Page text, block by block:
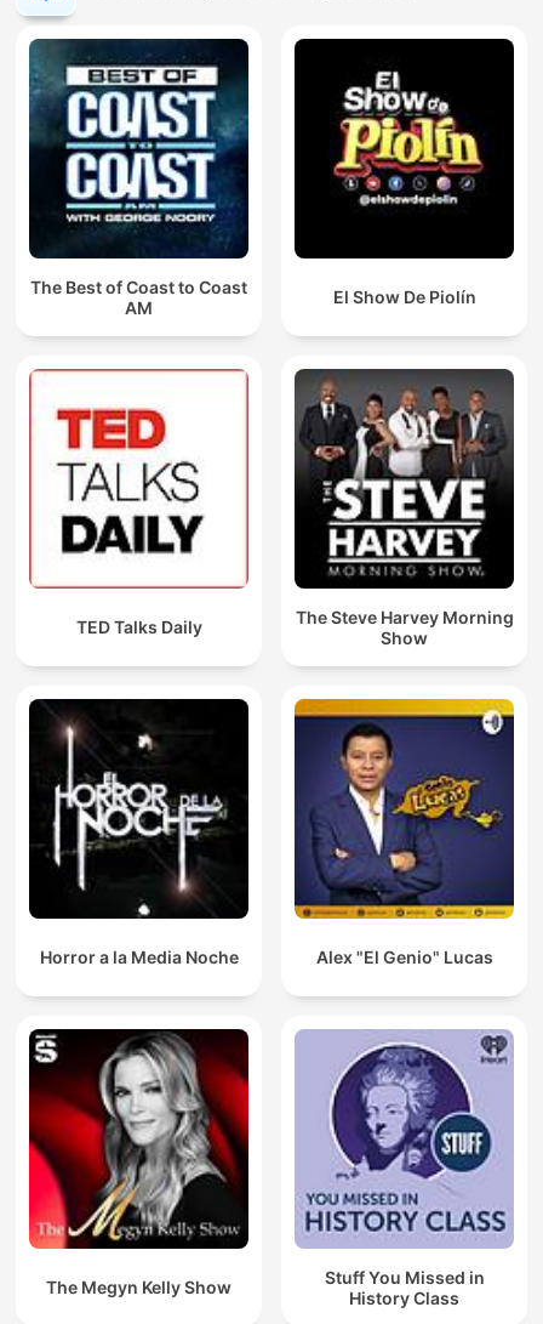
The Best of Coast to Coast
AM
El Show De Piolín
TED Talks Daily
The Steve Harvey Morning
Show
Horror a la Media Noche Alex "El Genio" Lucas
The Megyn Kelly Show
Stuff You Missed in
History Class